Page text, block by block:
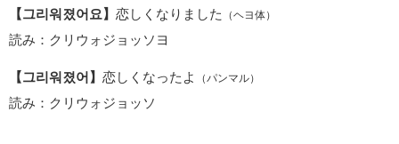
【그리워졌어요】 恋しくなりました （ヘヨ体）
読み：クリウォジョッソヨ
【그리워졌어】 恋しくなったよ （パンマル）
読み：クリウォジョッソ